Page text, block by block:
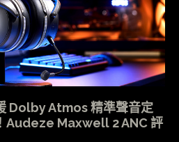
Dolby Atmos 精準聲音定
Maxwell 2 ANC 評